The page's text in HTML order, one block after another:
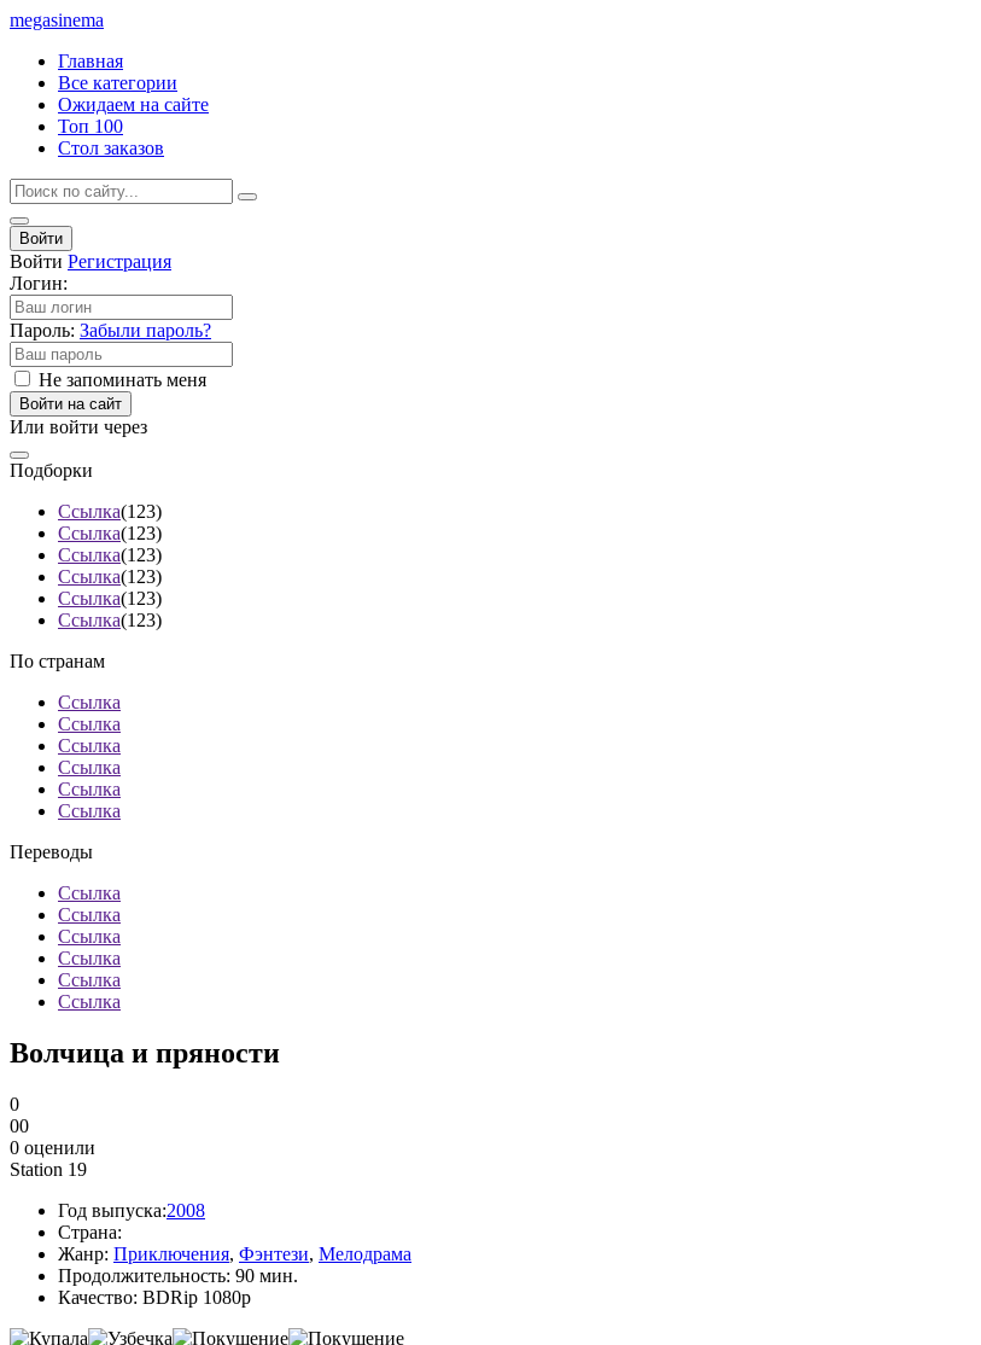
megasinema
Главная
Все категории
Ожидаем на сайте
Топ 100
Стол заказов
Войти
Войти Регистрация
Логин:
Пароль: Забыли пароль?
Не запоминать меня
Войти на сайт
Или войти через
Подборки
Ссылка(123)
Ссылка(123)
Ссылка(123)
Ссылка(123)
Ссылка(123)
Ссылка(123)
По странам
Ссылка
Ссылка
Ссылка
Ссылка
Ссылка
Ссылка
Переводы
Ссылка
Ссылка
Ссылка
Ссылка
Ссылка
Ссылка
Волчица и пряности
0
00
0 оценили
Station 19
Год выпуска:2008
Страна:
Жанр: Приключения, Фэнтези, Мелодрама
Продолжительность: 90 мин.
Качество: BDRip 1080p